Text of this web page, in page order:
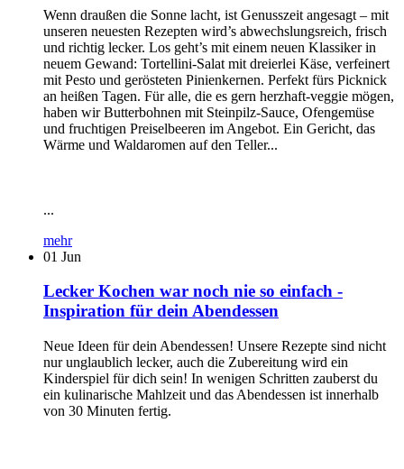
Wenn draußen die Sonne lacht, ist Genusszeit angesagt – mit
unseren neuesten Rezepten wird’s abwechslungsreich, frisch
und richtig lecker. Los geht’s mit einem neuen Klassiker in
neuem Gewand: Tortellini-Salat mit dreierlei Käse, verfeinert
mit Pesto und gerösteten Pinienkernen. Perfekt fürs Picknick
an heißen Tagen. Für alle, die es gern herzhaft-veggie mögen,
haben wir Butterbohnen mit Steinpilz-Sauce, Ofengemüse
und fruchtigen Preiselbeeren im Angebot. Ein Gericht, das
Wärme und Waldaromen auf den Teller...
...
mehr
01 Jun
Lecker Kochen war noch nie so einfach -
Inspiration für dein Abendessen
Neue Ideen für dein Abendessen! Unsere Rezepte sind nicht
nur unglaublich lecker, auch die Zubereitung wird ein
Kinderspiel für dich sein! In wenigen Schritten zauberst du
ein kulinarische Mahlzeit und das Abendessen ist innerhalb
von 30 Minuten fertig.